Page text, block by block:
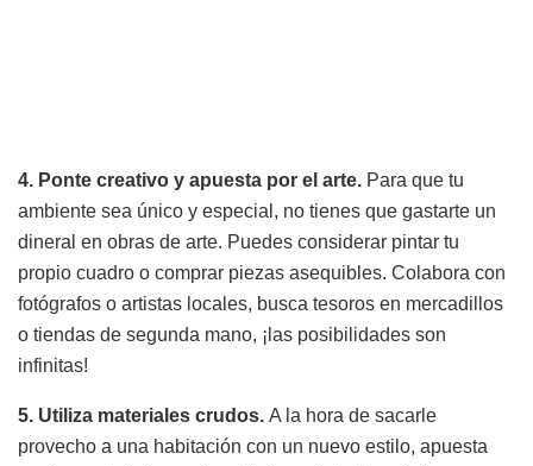
4. Ponte creativo y apuesta por el arte. Para que tu
ambiente sea único y especial, no tienes que gastarte un
dineral en obras de arte. Puedes considerar pintar tu
propio cuadro o comprar piezas asequibles. Colabora con
fotógrafos o artistas locales, busca tesoros en mercadillos
o tiendas de segunda mano, ¡las posibilidades son
infinitas!
5. Utiliza materiales crudos. A la hora de sacarle
provecho a una habitación con un nuevo estilo, apuesta